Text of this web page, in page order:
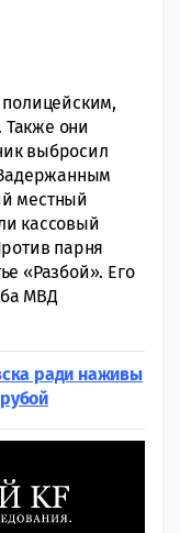
они
выбросил
местный
кассовый
парня
«Разбой». Его
МВД
ради наживы